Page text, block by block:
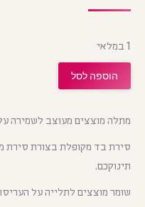
מתלה מוצצים מעוצב לשמירה
סירת בד מקופלת בצורת סירת
תינוקכם.
שומר מוצצים לתלייה על
1 במלאי
הוספה לסל